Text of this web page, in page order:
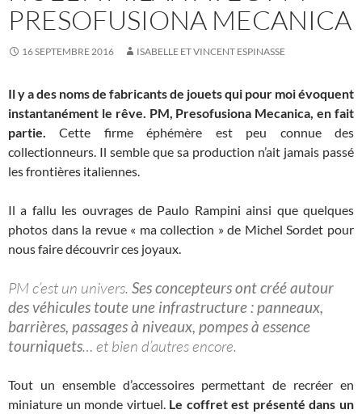
PRESOFUSIONA MECANICA
16 SEPTEMBRE 2016 ISABELLE ET VINCENT ESPINASSE
Il y a des noms de fabricants de jouets qui pour moi évoquent
instantanément le rêve. PM, Presofusiona Mecanica, en fait
partie.
Cette firme éphémère est peu connue des
collectionneurs. Il semble que sa production n’ait jamais passé
les frontières italiennes.
Il a fallu les ouvrages de Paulo Rampini ainsi que quelques
photos dans la revue « ma collection » de Michel Sordet pour
nous faire découvrir ces joyaux.
PM c’est un univers. Ses concepteurs ont créé autour
des véhicules toute une infrastructure : panneaux,
barrières, passages à niveaux, pompes à essence
tourniquets… et bien d’autres encore.
Tout un ensemble d’accessoires permettant de recréer en
miniature un monde virtuel. Le coffret est présenté dans un